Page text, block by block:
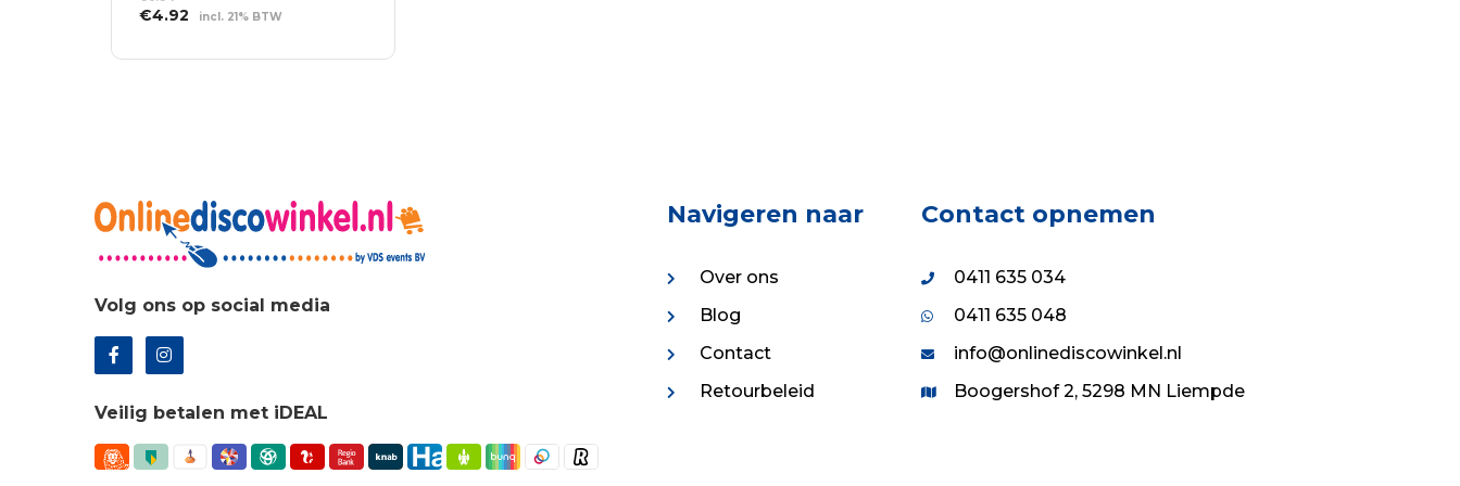
Oorspronkelijke
was:
€4.92 Huidige
is:
incl. 21% BTW
WINKELWAGEN
Volg ons op social media
Veilig betalen met iDEAL
Navigeren naar
Over ons
Blog
Contact
Retourbeleid
Contact opnemen
0411 635 034
0411 635 048
info@onlinediscowinkel.nl
Boogershof 2, 5298 MN Liempde